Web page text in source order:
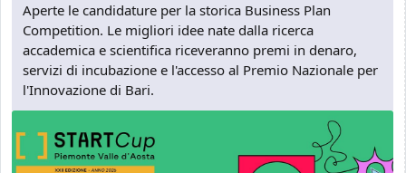
Aperte le candidature per la storica Business Plan
Competition. Le migliori idee nate dalla ricerca
accademica e scientifica riceveranno premi in denaro,
servizi di incubazione e l'accesso al Premio Nazionale per
l'Innovazione di Bari.